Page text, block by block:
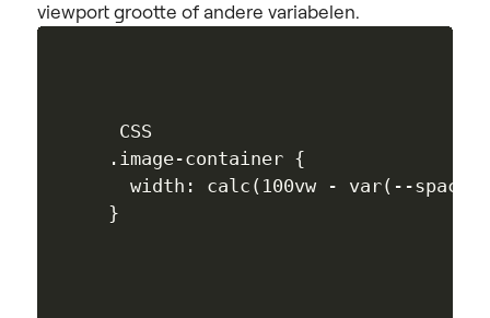
viewport grootte of andere variabelen.
CSS
.image-container {
width: calc(100vw - var(--